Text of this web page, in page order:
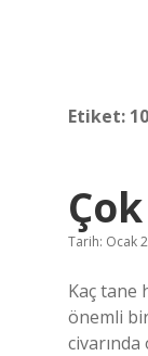
Etiket:
Tarih: Ocak
Kaç tane
önemli